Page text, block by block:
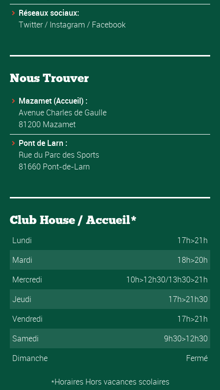
Réseaux sociaux:
Twitter/ Instagram / Facebook
Nous Trouver
Mazamet (Accueil) :
Avenue Charles de Gaulle
81200 Mazamet
Pont de Larn :
Rue du Parc des Sports
81660 Pont-de-Larn
Club House / Accueil*
Lundi
17h>21h
Mardi
18h>20h
Mercredi
10h>12h30/13h30>21h
Jeudi
17h>21h30
Vendredi
17h>21h
Samedi
9h30>12h30
Dimanche
Fermé
*Horaires Hors vacances scolaires